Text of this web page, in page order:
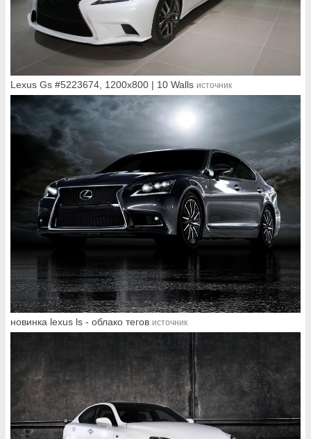
Lexus Gs #5223674, 1200x800 | 10 Walls источник
новинка lexus ls - облако тегов источник